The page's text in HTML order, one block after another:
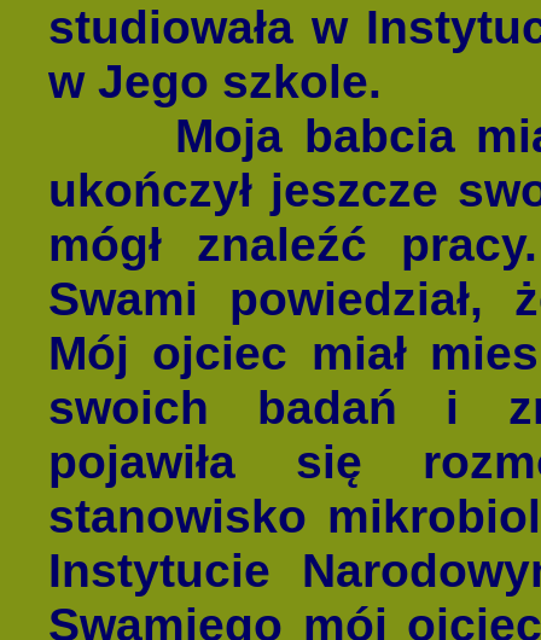
studiowała w
w Jego szkole.
Moja babcia
ukończył jeszcze
mógł znaleźć
Swami powiedział,
Mój ojciec miał
swoich badań i
pojawiła się
stanowisko
Instytucie
Swamiego mój